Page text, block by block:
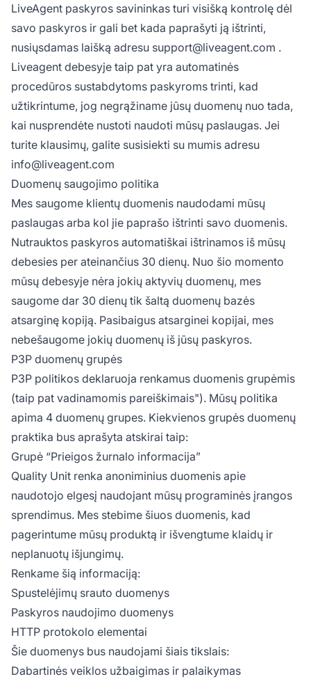
LiveAgent paskyros savininkas turi visišką kontrolę dėl
savo paskyros ir gali bet kada paprašyti ją ištrinti,
nusiųsdamas laišką adresu support@liveagent.com .
Liveagent debesyje taip pat yra automatinės
procedūros sustabdytoms paskyroms trinti, kad
užtikrintume, jog negrąžiname jūsų duomenų nuo tada,
kai nusprendėte nustoti naudoti mūsų paslaugas. Jei
turite klausimų, galite susisiekti su mumis adresu
info@liveagent.com
Duomenų saugojimo politika
Mes saugome klientų duomenis naudodami mūsų
paslaugas arba kol jie paprašo ištrinti savo duomenis.
Nutrauktos paskyros automatiškai ištrinamos iš mūsų
debesies per ateinančius 30 dienų. Nuo šio momento
mūsų debesyje nėra jokių aktyvių duomenų, mes
saugome dar 30 dienų tik šaltą duomenų bazės
atsarginę kopiją. Pasibaigus atsarginei kopijai, mes
nebešaugome jokių duomenų iš jūsų paskyros.
P3P duomenų grupės
P3P politikos deklaruoja renkamus duomenis grupėmis
(taip pat vadinamomis pareiškimais"). Mūsų politika
apima 4 duomenų grupes. Kiekvienos grupės duomenų
praktika bus aprašyta atskirai taip:
Grupė “Prieigos žurnalo informacija”
Quality Unit renka anoniminius duomenis apie
naudotojo elgesį naudojant mūsų programinės įrangos
sprendimus. Mes stebime šiuos duomenis, kad
pagerintume mūsų produktą ir išvengtume klaidų ir
neplanuotų išjungimų.
Renkame šią informaciją:
Spustelėjimų srauto duomenys
Paskyros naudojimo duomenys
HTTP protokolo elementai
Šie duomenys bus naudojami šiais tikslais:
Dabartinės veiklos užbaigimas ir palaikymas